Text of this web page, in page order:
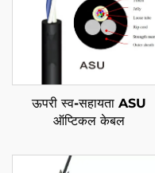
ऊपरी स्व-सहायता ASU
ऑप्टिकल केबल